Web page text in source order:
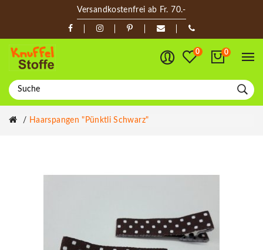
Versandkostenfrei ab Fr. 70.-
0 0
Haarspangen "Pünktli Schwarz"